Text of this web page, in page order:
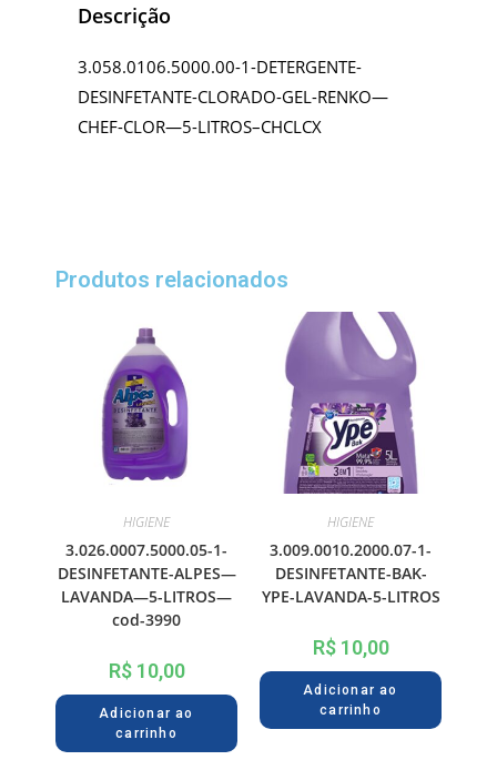
Descrição
3.058.0106.5000.00-1-DETERGENTE-
DESINFETANTE-CLORADO-GEL-RENKO—
CHEF-CLOR—5-LITROS–CHCLCX
Produtos relacionados
HIGIENE
3.026.0007.5000.05-1-
DESINFETANTE-ALPES—
LAVANDA—5-LITROS—
cod-3990
R$10,00
Adicionar ao
carrinho
HIGIENE
3.009.0010.2000.07-1-
DESINFETANTE-BAK-
YPE-LAVANDA-5-LITROS
R$10,00
Adicionar ao
carrinho